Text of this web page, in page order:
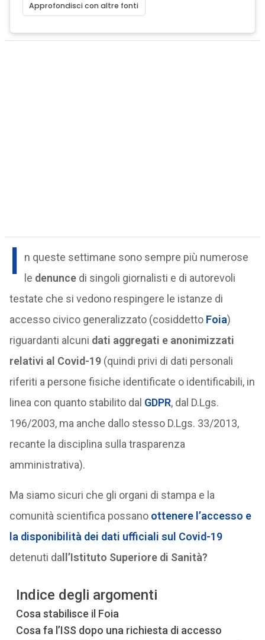
Approfondisci con altre fonti
I
n queste settimane sono sempre più numerose
le denuncedi singoli giornalisti e di autorevoli
testate che si vedono respingere le istanze di
accesso civico generalizzato (cosiddetto Foia)
riguardanti alcuni dati aggregati e anonimizzati
relativi al Covid-19(quindi privi di dati personali
riferiti a persone fisiche identificate o identificabili, in
linea con quanto stabilito dal GDPR, dal D.Lgs.
196/2003, ma anche dallo stesso D.Lgs. 33/2013,
recante la disciplina sulla trasparenza
amministrativa).
Ma siamo sicuri che gli organi di stampa e la
comunità scientifica possano ottenere l’accesso e
la disponibilità dei dati ufficiali sul Covid-19
detenuti da ll’Istituto Superiore di Sanità?
Indice degli argomenti
Cosa stabilisce il Foia
Cosa fa l’ISS dopo una richiesta di accesso